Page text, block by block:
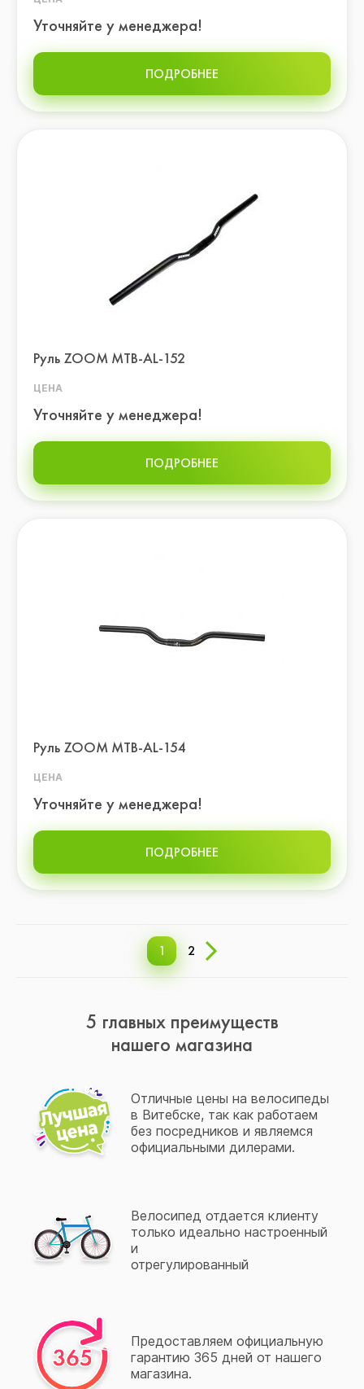
Уточняйте у менеджера!
ПОДРОБНЕЕ
Руль ZOOM МТВ-AL-152
ЦЕНА
Уточняйте у менеджера!
ПОДРОБНЕЕ
Руль ZOOM МТВ-AL-154
ЦЕНА
Уточняйте у менеджера!
ПОДРОБНЕЕ
1 2
5 главных преимуществ
нашего магазина
Отличные цены на велосипеды
в Витебске, так как работаем
без посредников и являемся
официальными дилерами.
Велосипед отдается клиенту
только идеально настроенный
и
отрегулированный
Предоставляем официальную
гарантию 365 дней от нашего
магазина.